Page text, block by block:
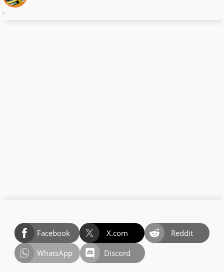
.
Facebook X.com
Reddit
WhatsApp
Discord